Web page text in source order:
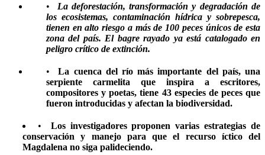
• La deforestación, transformación y degradación de
los ecosistemas, contaminación hídrica y sobrepesca,
tienen en alto riesgo a más de 100 peces únicos de esta
zona del país. El bagre rayado ya está catalogado en
peligro crítico de extinción.
•La cuenca del río más importante del país, una
serpiente carmelita que inspira a escritores,
compositores y poetas, tiene 43 especies de peces que
fueron introducidas y afectan la biodiversidad.
• Los investigadores proponen varias estrategias de
conservación y manejo para que el recurso íctico del
Magdalena no siga palideciendo.